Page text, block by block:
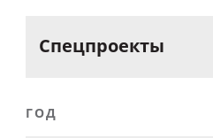
Спецпроекты
ГОД